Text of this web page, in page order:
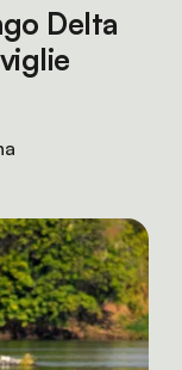
Delta